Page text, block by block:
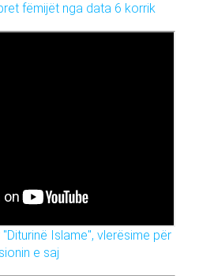
fëmijët nga data 6 korrik
Islame", vlerësime për
e saj